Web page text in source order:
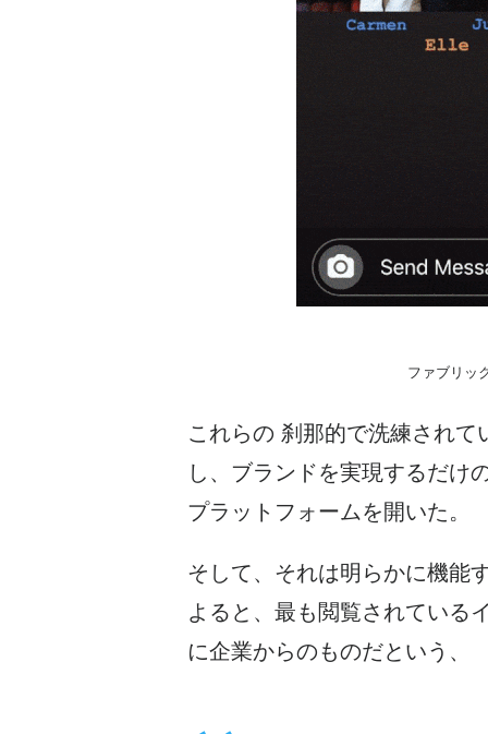
ファブリッ
これらの 刹那的で洗練されて
し、ブランドを実現するだけ
プラットフォームを開いた。
そして、それは明らかに機能
よると、最も閲覧されている
に企業からのものだという、